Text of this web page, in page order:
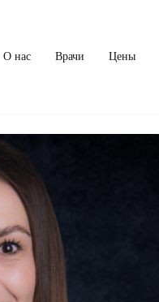
О нас Врачи Цены